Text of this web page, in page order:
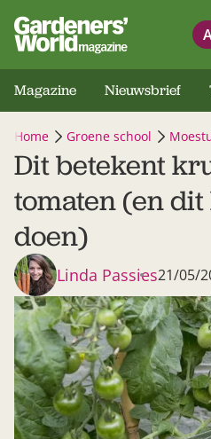
Magazine Nieuwsbrief
Home Groene school
Dit betekent
tomaten (en
doen)
Linda Passies21/05/